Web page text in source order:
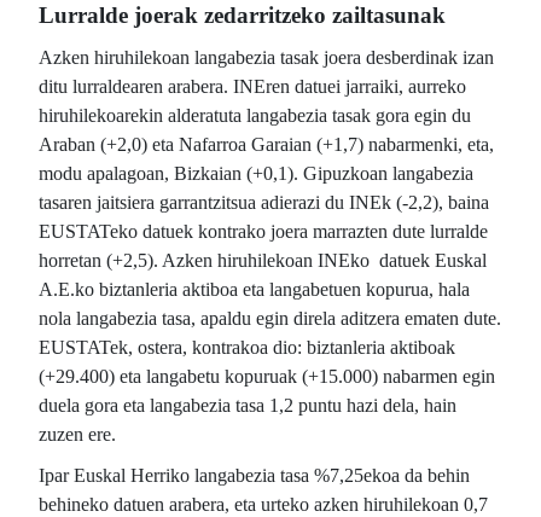
Lurralde joerak zedarritzeko zailtasunak
Azken hiruhilekoan langabezia tasak joera desberdinak izan
ditu lurraldearen arabera. INEren datuei jarraiki, aurreko
hiruhilekoarekin alderatuta langabezia tasak gora egin du
Araban (+2,0) eta Nafarroa Garaian (+1,7) nabarmenki, eta,
modu apalagoan, Bizkaian (+0,1). Gipuzkoan langabezia
tasaren jaitsiera garrantzitsua adierazi du INEk (-2,2), baina
EUSTATeko datuek kontrako joera marrazten dute lurralde
horretan (+2,5). Azken hiruhilekoan INEko datuek Euskal
A.E.ko biztanleria aktiboa eta langabetuen kopurua, hala
nola langabezia tasa, apaldu egin direla aditzera ematen dute.
EUSTATek, ostera, kontrakoa dio: biztanleria aktiboak
(+29.400) eta langabetu kopuruak (+15.000) nabarmen egin
duela gora eta langabezia tasa 1,2 puntu hazi dela, hain
zuzen ere.
Ipar Euskal Herriko langabezia tasa %7,25ekoa da behin
behineko datuen arabera, eta urteko azken hiruhilekoan 0,7